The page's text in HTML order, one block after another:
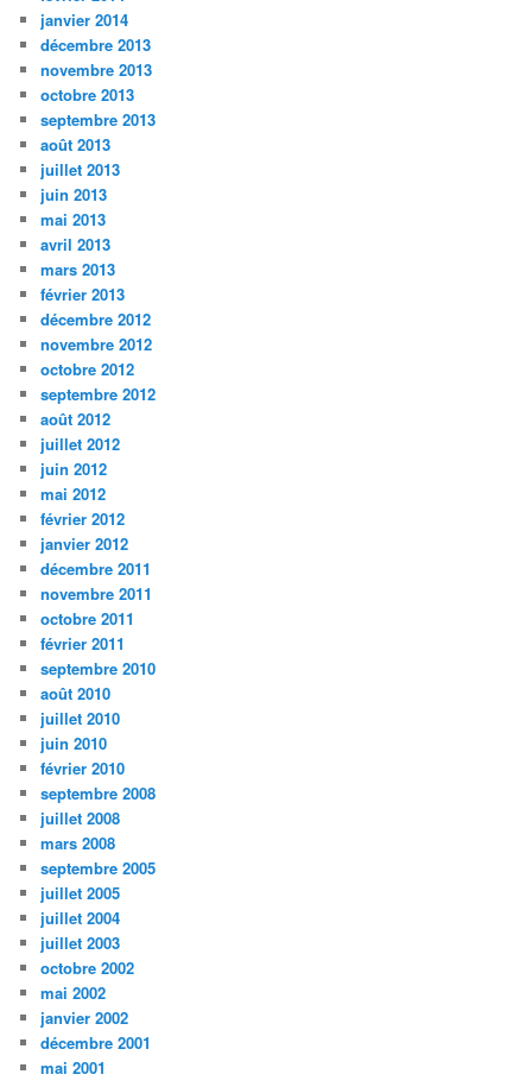
janvier 2014
décembre 2013
novembre 2013
octobre 2013
septembre 2013
août 2013
juillet 2013
juin 2013
mai 2013
avril 2013
mars 2013
février 2013
décembre 2012
novembre 2012
octobre 2012
septembre 2012
août 2012
juillet 2012
juin 2012
mai 2012
février 2012
janvier 2012
décembre 2011
novembre 2011
octobre 2011
février 2011
septembre 2010
août 2010
juillet 2010
juin 2010
février 2010
septembre 2008
juillet 2008
mars 2008
septembre 2005
juillet 2005
juillet 2004
juillet 2003
octobre 2002
mai 2002
janvier 2002
décembre 2001
mai 2001